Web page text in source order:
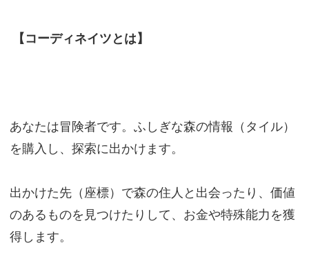
【コーディネイツとは】
あなたは冒険者です。ふしぎな森の情報（タイル）
を購入し、探索に出かけます。
出かけた先（座標）で森の住人と出会ったり、価値
のあるものを見つけたりして、お金や特殊能力を獲
得します。